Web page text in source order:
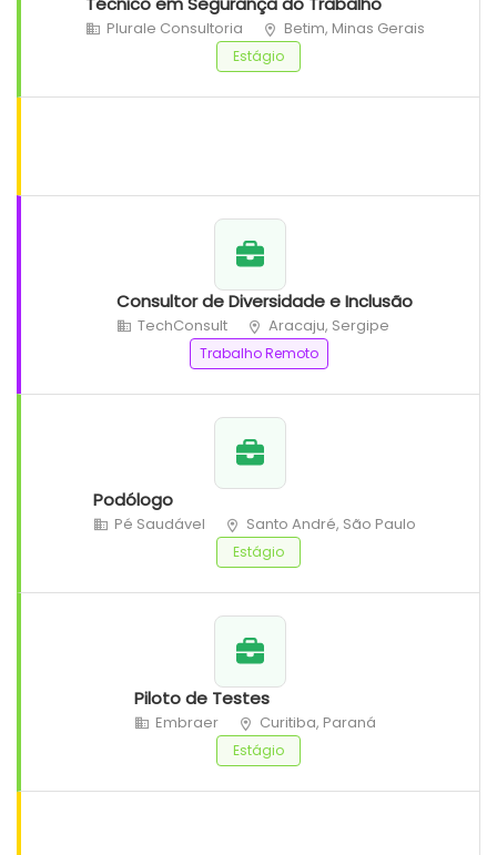
Plurale Consultoria Betim, Minas Gerais
Estágio
Consultor de Diversidade e Inclusão
TechConsult Aracaju, Sergipe
Trabalho Remoto
Podólogo
Pé Saudável Santo André, São Paulo
Estágio
Piloto de Testes
Embraer Curitiba, Paraná
Estágio